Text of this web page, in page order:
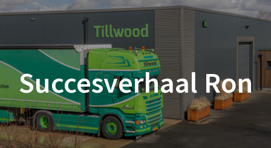
Succesverhaal Ron